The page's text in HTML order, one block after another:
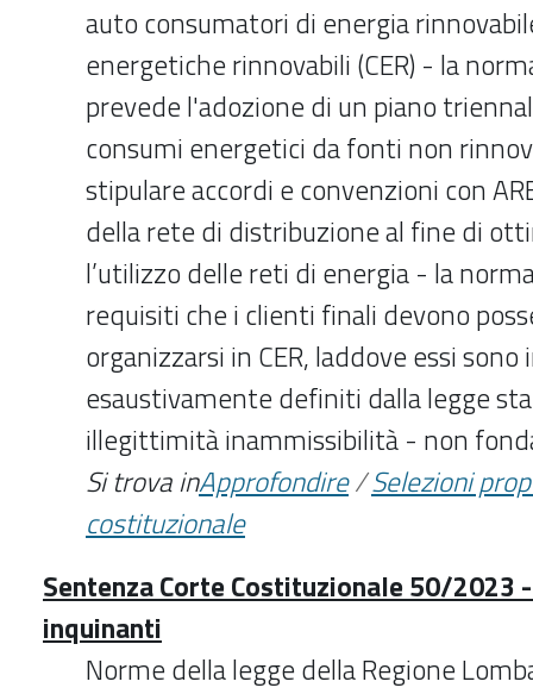
auto consumatori di energia
energetiche rinnovabili (CER) - la
prevede l'adozione di un piano
consumi energetici da fonti non
stipulare accordi e convenzioni con
della rete di distribuzione al fine di
l’utilizzo delle reti di energia - la
requisiti che i clienti finali devono
organizzarsi in CER, laddove essi sono
esaustivamente definiti dalla legge
illegittimità inammissibilità - non
Si trova inApprofondire/Selezioni
costituzionale
Sentenza Corte Costituzionale 50/
inquinanti
Norme della legge della Regione